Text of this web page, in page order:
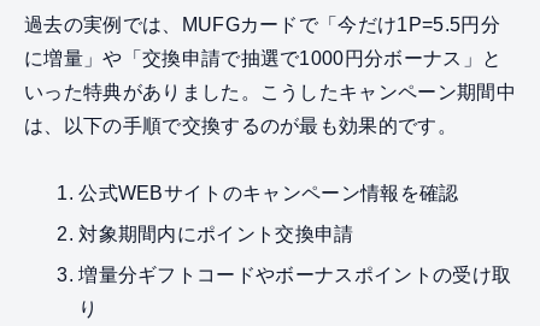
過去の実例では、MUFGカードで「今だけ1P=5.5円分
に増量」や「交換申請で抽選で1000円分ボーナス」と
いった特典がありました。こうしたキャンペーン期間中
は、以下の手順で交換するのが最も効果的です。
公式WEBサイトのキャンペーン情報を確認
対象期間内にポイント交換申請
増量分ギフトコードやボーナスポイントの受け取
り